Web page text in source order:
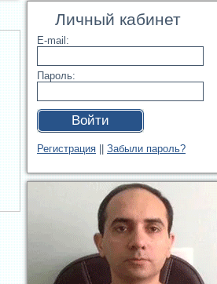
Личный кабинет
E-mail:
Пароль:
Войти
Регистрация Забыли пароль?